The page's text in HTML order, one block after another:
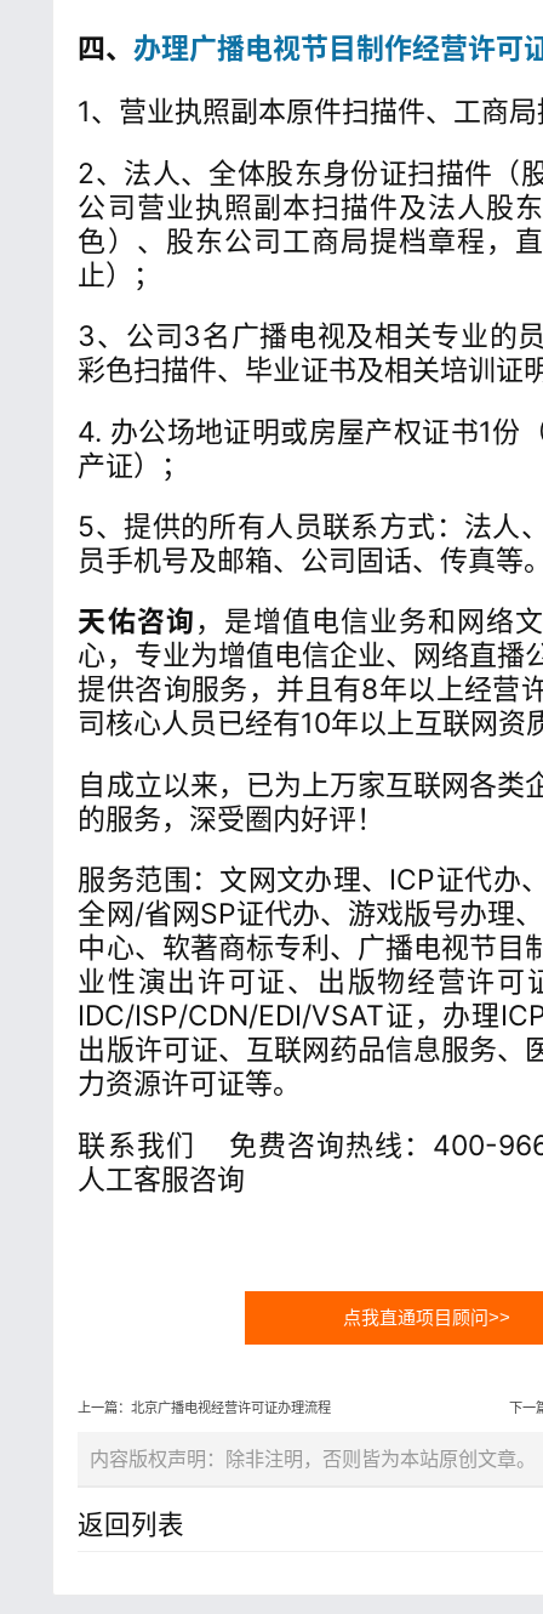
四、办理广播电视节目制作经营许可
1、营业执照副本原件扫描件、工商
2、法人、全体股东身份证扫描件（
公司营业执照副本扫描件及法人股
色）、股东公司工商局提档章程，
止）；
3、公司3名广播电视及相关专业的
彩色扫描件、毕业证书及相关培训证
4. 办公场地证明或房屋产权证书1份
产证）；
5、提供的所有人员联系方式：法人
员手机号及邮箱、公司固话、传真等
天佑咨询 ，是增值电信业务和网络
心，专业为增值电信企业、网络直播
提供咨询服务，并且有8年以上经营
司核心人员已经有10年以上互联网资
自成立以来，已为上万家互联网各类
的服务，深受圈内好评！
服务范围：文网文办理、ICP证代办
全网/省网SP证代办、游戏版号办理
中心、软著商标专利、广播电视节目
业性演出许可证、出版物经营许可
IDC/ISP/CDN/EDI/VSAT证，办理
出版许可证、互联网药品信息服务、
力资源许可证等。
联系我们 免费咨询热线：400-
人工客服咨询
点我直通项目顾问>>
上一篇：北京广播电视经营许可证办理流程 下一
内容版权声明：除非注明，否则皆为本站原创文章。
返回列表